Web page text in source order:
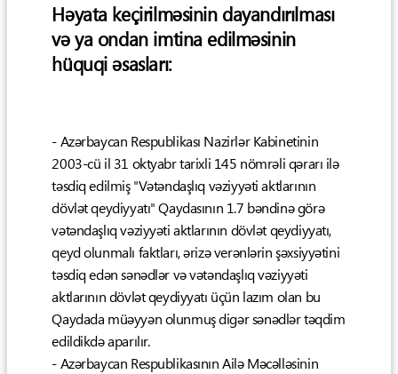
Həyata keçirilməsinin dayandırılması
və ya ondan imtina edilməsinin
hüquqi əsasları:
- Azərbaycan Respublikası Nazirlər Kabinetinin
2003-cü il 31 oktyabr tarixli 145 nömrəli qərarı ilə
təsdiq edilmiş "Vətəndaşlıq vəziyyəti aktlarının
dövlət qeydiyyatı" Qaydasının 1.7 bəndinə görə
vətəndaşlıq vəziyyəti aktlarının dövlət qeydiyyatı,
qeyd olunmalı faktları, ərizə verənlərin şəxsiyyətini
təsdiq edən sənədlər və vətəndaşlıq vəziyyəti
aktlarının dövlət qeydiyyatı üçün lazım olan bu
Qaydada müəyyən olunmuş digər sənədlər təqdim
edildikdə aparılır.
- Azərbaycan Respublikasının Ailə Məcəlləsinin